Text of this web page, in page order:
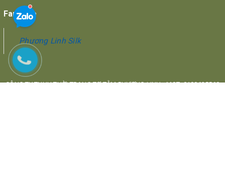
CÔNG TY TNHH THỜI TRANG TƠ TẰM PHƯƠNG LINH - MST: 0108625568
Fanpage
Phương Linh Silk